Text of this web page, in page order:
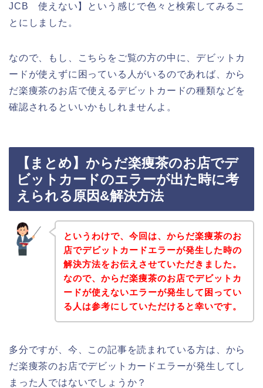
JCB 使えない】という感じで色々と検索してみるこ
とにしました。
なので、もし、こちらをご覧の方の中に、デビットカ
ードが使えずに困っている人がいるのであれば、から
だ楽痩茶のお店で使えるデビットカードの種類などを
確認されるといいかもしれませんよ。
【まとめ】からだ楽痩茶のお店でデ
ビットカードのエラーが出た時に考
えられる原因&解決方法
というわけで、今回は、からだ楽痩茶のお
店でデビットカードエラーが発生した時の
解決方法をお伝えさせていただきました。
なので、からだ楽痩茶のお店でデビットカ
ードが使えないエラーが発生して困ってい
る人は参考にしていただけると幸いです。
多分ですが、今、この記事を読まれている方は、から
だ楽痩茶のお店でデビットカードエラーが発生してし
まった人ではないでしょうか？